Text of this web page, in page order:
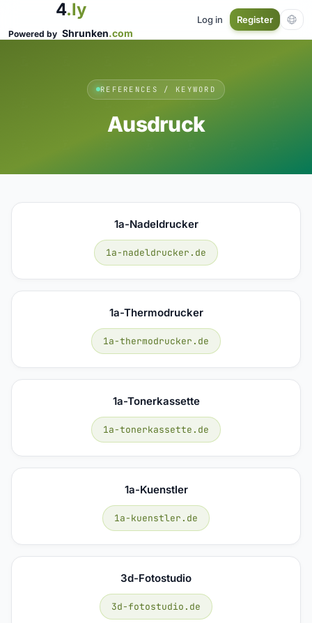
4.ly
Powered by Shrunken.com
Log in Register
REFERENCES / KEYWORD
Ausdruck
1a-Nadeldrucker
1a-nadeldrucker.de
1a-Thermodrucker
1a-thermodrucker.de
1a-Tonerkassette
1a-tonerkassette.de
1a-Kuenstler
1a-kuenstler.de
3d-Fotostudio
3d-fotostudio.de